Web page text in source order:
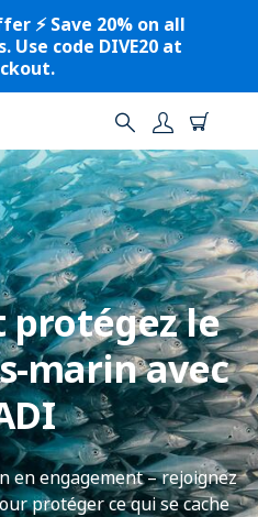
⚡️ Save 20% on all
code DIVE20 at
protégez le
marin avec
en engagement – rejoignez
protéger ce qui se cache